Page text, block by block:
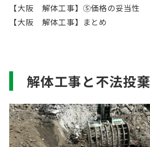
【大阪 解体工事】⑤価格の妥当性
【大阪 解体工事】まとめ
解体工事と不法投棄